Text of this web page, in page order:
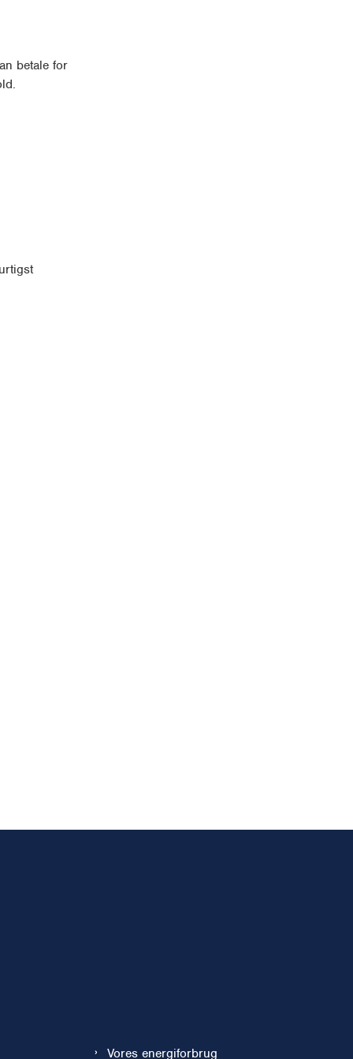
betale for
Vores energiforbrug